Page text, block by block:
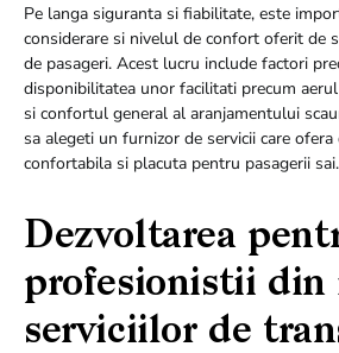
Pe langa siguranta si fiabilitate, este
considerare si nivelul de confort oferit de
de pasageri. Acest lucru include factori
disponibilitatea unor facilitati precum
si confortul general al aranjamentului
sa alegeti un furnizor de servicii care ofera
confortabila si placuta pentru pasagerii sai.
Dezvoltarea
profesionistii din
serviciilor de